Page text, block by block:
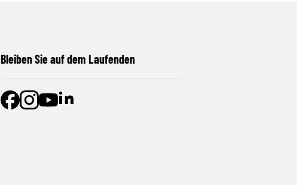
Bleiben Sie auf dem Laufenden